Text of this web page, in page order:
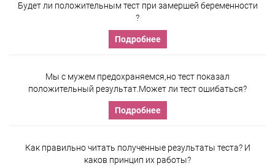
Будет ли положительным тест при замершей беременности
?
Подробнее
Мы с мужем предохраняемся,но тест показал
положительный результат.Может ли тест ошибаться?
Подробнее
Как правильно читать полученные результаты теста? И
каков принцип их работы?